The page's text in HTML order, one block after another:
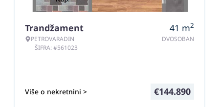
Trandžament
PETROVARADIN
ŠIFRA: #561023
41 m2
DVOSOBAN
Više o nekretnini > €144.890